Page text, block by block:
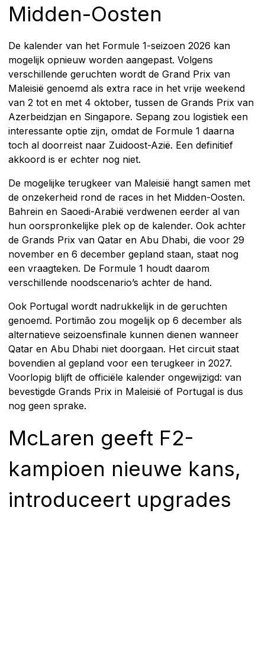
Midden-Oosten
De kalender van het Formule 1-seizoen 2026 kan
mogelijk opnieuw worden aangepast. Volgens
verschillende geruchten wordt de Grand Prix van
Maleisië genoemd als extra race in het vrije weekend
van 2 tot en met 4 oktober, tussen de Grands Prix van
Azerbeidzjan en Singapore. Sepang zou logistiek een
interessante optie zijn, omdat de Formule 1 daarna
toch al doorreist naar Zuidoost-Azië. Een definitief
akkoord is er echter nog niet.
De mogelijke terugkeer van Maleisië hangt samen met
de onzekerheid rond de races in het Midden-Oosten.
Bahrein en Saoedi-Arabië verdwenen eerder al van
hun oorspronkelijke plek op de kalender. Ook achter
de Grands Prix van Qatar en Abu Dhabi, die voor 29
november en 6 december gepland staan, staat nog
een vraagteken. De Formule 1 houdt daarom
verschillende noodscenario’s achter de hand.
Ook Portugal wordt nadrukkelijk in de geruchten
genoemd. Portimão zou mogelijk op 6 december als
alternatieve seizoensfinale kunnen dienen wanneer
Qatar en Abu Dhabi niet doorgaan. Het circuit staat
bovendien al gepland voor een terugkeer in 2027.
Voorlopig blijft de officiële kalender ongewijzigd: van
bevestigde Grands Prix in Maleisië of Portugal is dus
nog geen sprake.
McLaren geeft F2-
kampioen nieuwe kans,
introduceert upgrades